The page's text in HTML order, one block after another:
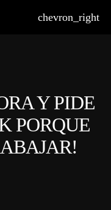
chevron_right
Y PIDE
PORQUE